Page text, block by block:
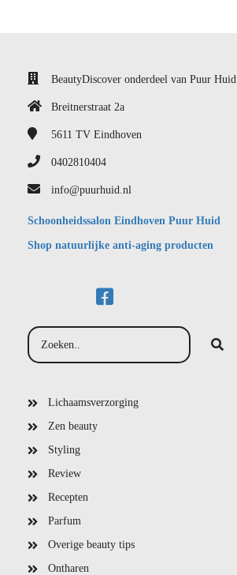
BeautyDiscover onderdeel van Puur Huid
Breitnerstraat 2a
5611 TV Eindhoven
0402810404
info@puurhuid.nl
Schoonheidssalon Eindhoven Puur Huid
Shop natuurlijke anti-aging producten
Lichaamsverzorging
Zen beauty
Styling
Review
Recepten
Parfum
Overige beauty tips
Ontharen